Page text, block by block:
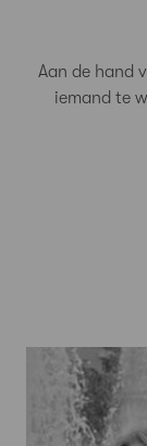
Aan de hand
iemand te